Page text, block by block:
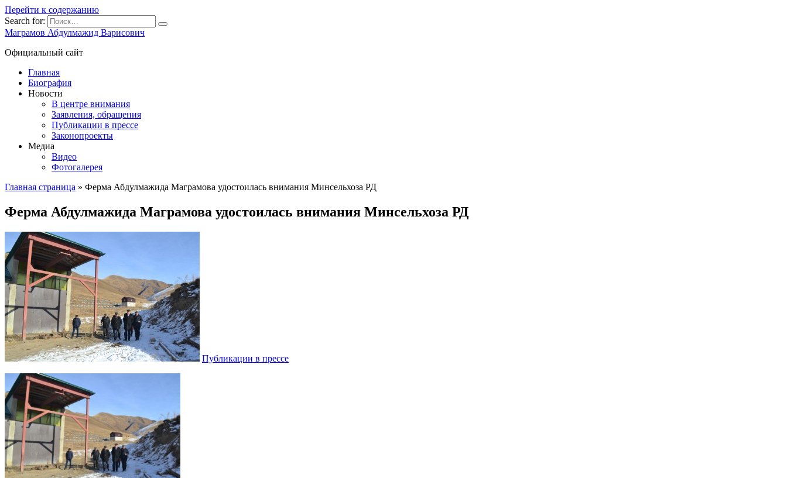
Перейти к содержанию
Search for:
Маграмов Абдулмажид Варисович
Официальный сайт
Главная
Биография
Новости
В центре внимания
Заявления, обращения
Публикации в прессе
Законопроекты
Медиа
Видео
Фотогалерея
Главная страница » Ферма Абдулмажида Маграмова удостоилась внимания Минсельхоза РД
Ферма Абдулмажида Маграмова удостоилась внимания Минсельхоза РД
Публикации в прессе